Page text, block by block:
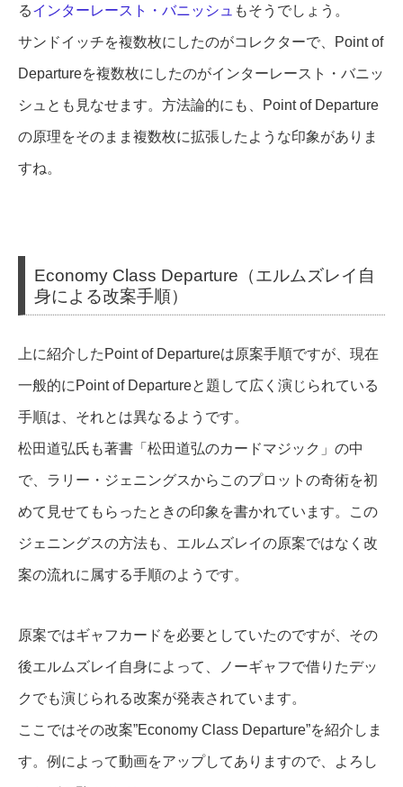
るインターレースト・バニッシュ もそうでしょう。
サンドイッチを複数枚にしたのがコレクターで、Point of
Departureを複数枚にしたのがインターレースト・バニッ
シュとも見なせます。方法論的にも、Point of Departure
の原理をそのまま複数枚に拡張したような印象がありま
すね。
Economy Class Departure（エルムズレイ自
身による改案手順）
上に紹介したPoint of Departureは原案手順ですが、現在
一般的にPoint of Departureと題して広く演じられている
手順は、それとは異なるようです。
松田道弘氏も著書「松田道弘のカードマジック」の中
で、ラリー・ジェニングスからこのプロットの奇術を初
めて見せてもらったときの印象を書かれています。この
ジェニングスの方法も、エルムズレイの原案ではなく改
案の流れに属する手順のようです。
原案ではギャフカードを必要としていたのですが、その
後エルムズレイ自身によって、ノーギャフで借りたデッ
クでも演じられる改案が発表されています。
ここではその改案”Economy Class Departure”を紹介しま
す。例によって動画をアップしてありますので、よろし